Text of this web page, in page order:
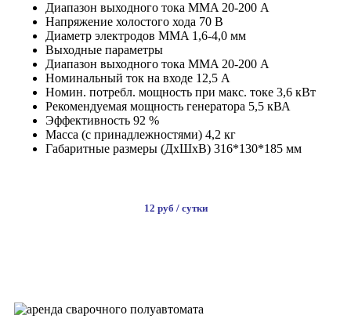
Диапазон выходного тока MMA 20-200 А
Напряжение холостого хода 70 В
Диаметр электродов MMA 1,6-4,0 мм
Выходные параметры
Диапазон выходного тока MMA 20-200 А
Номинальный ток на входе 12,5 А
Номин. потребл. мощность при макс. токе 3,6 кВт
Рекомендуемая мощность генератора 5,5 кВА
Эффективность 92 %
Масса (с принадлежностями) 4,2 кг
Габаритные размеры (ДхШхВ) 316*130*185 мм
12 руб / сутки